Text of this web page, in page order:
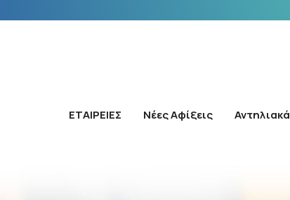
ΕΤΑΙΡΕΙΕΣ Νέες Αφίξεις Αντηλιακά